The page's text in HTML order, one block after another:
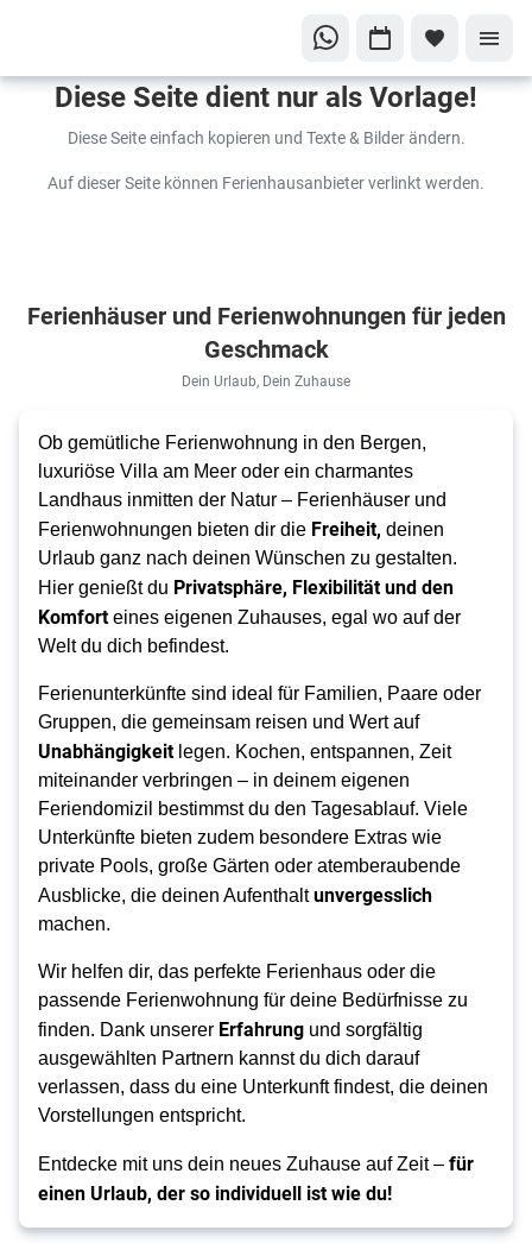
Diese Seite dient nur als Vorlage!
Diese Seite einfach kopieren und Texte & Bilder ändern.
Auf dieser Seite können Ferienhausanbieter verlinkt werden.
Ferienhäuser und Ferienwohnungen für jeden
Geschmack
Dein Urlaub, Dein Zuhause
Ob gemütliche Ferienwohnung in den Bergen,
luxuriöse Villa am Meer oder ein charmantes
Landhaus inmitten der Natur – Ferienhäuser und
Ferienwohnungen bieten dir die Freiheit, deinen
Urlaub ganz nach deinen Wünschen zu gestalten.
Hier genießt du Privatsphäre, Flexibilität und den
Komforteines eigenen Zuhauses, egal wo auf der
Welt du dich befindest.
Ferienunterkünfte sind ideal für Familien, Paare oder
Gruppen, die gemeinsam reisen und Wert auf
Unabhängigkeitlegen. Kochen, entspannen, Zeit
miteinander verbringen – in deinem eigenen
Feriendomizil bestimmst du den Tagesablauf. Viele
Unterkünfte bieten zudem besondere Extras wie
private Pools, große Gärten oder atemberaubende
Ausblicke, die deinen Aufenthaltunvergesslich
machen.
Wir helfen dir, das perfekte Ferienhaus oder die
passende Ferienwohnung für deine Bedürfnisse zu
finden. Dank unserer Erfahrung und sorgfältig
ausgewählten Partnern kannst du dich darauf
verlassen, dass du eine Unterkunft findest, die deinen
Vorstellungen entspricht.
Entdecke mit uns dein neues Zuhause auf Zeit – für
einen Urlaub, der so individuell ist wie du!